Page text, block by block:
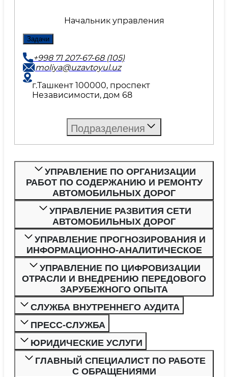
Начальник управления
Задачи
+998 71 207-67-68 (105)
moliya@uzavtoyul.uz
г.Ташкент 100000, проспект
Независимости, дом 68
Подразделения
УПРАВЛЕНИЕ ПО ОРГАНИЗАЦИИ
РАБОТ ПО СОДЕРЖАНИЮ И РЕМОНТУ
АВТОМОБИЛЬНЫХ ДОРОГ
УПРАВЛЕНИЕ РАЗВИТИЯ СЕТИ
АВТОМОБИЛЬНЫХ ДОРОГ
УПРАВЛЕНИЕ ПРОГНОЗИРОВАНИЯ И
ИНФОРМАЦИОННО-АНАЛИТИЧЕСКОЕ
УПРАВЛЕНИЕ ПО ЦИФРОВИЗАЦИИ
ОТРАСЛИ И ВНЕДРЕНИЮ ПЕРЕДОВОГО
ЗАРУБЕЖНОГО ОПЫТА
СЛУЖБА ВНУТРЕННЕГО АУДИТА
ПРЕСС-СЛУЖБА
ЮРИДИЧЕСКИЕ УСЛУГИ
ГЛАВНЫЙ СПЕЦИАЛИСТ ПО РАБОТЕ
С ОБРАЩЕНИЯМИ